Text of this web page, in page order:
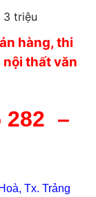
3 triệu
hàng, thi
thất văn
282 –
Tx. Trảng